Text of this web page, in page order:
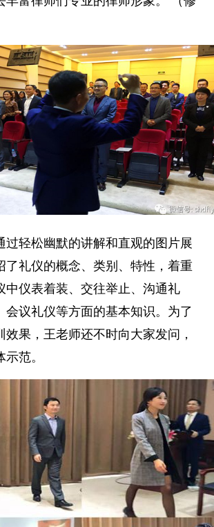
过轻松幽默的讲解和直观的图片展
了礼仪的概念、类别、特性，着重
中仪表着装、交往举止、沟通礼
会议礼仪等方面的基本知识。为了
效果，王老师还不时向大家发问，
范。